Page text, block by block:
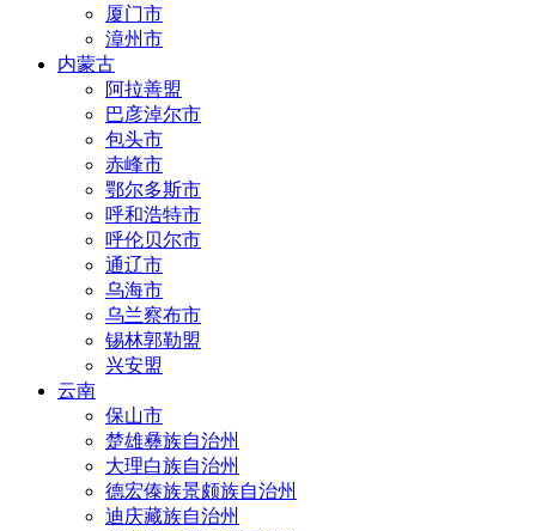
厦门市
漳州市
内蒙古
阿拉善盟
巴彦淖尔市
包头市
赤峰市
鄂尔多斯市
呼和浩特市
呼伦贝尔市
通辽市
乌海市
乌兰察布市
锡林郭勒盟
兴安盟
云南
保山市
楚雄彝族自治州
大理白族自治州
德宏傣族景颇族自治州
迪庆藏族自治州